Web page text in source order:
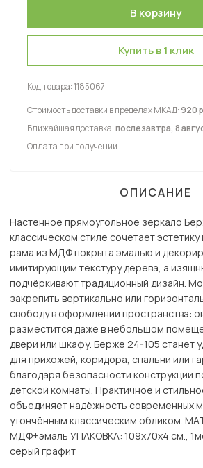
Купить в 1 клик
Код товара:1185067
Стоимость доставки в пределах МКАД:920
Ближайшая доставка:послезавтра, 8
Оплата при получении
ОПИСАНИЕ
Настенное прямоугольное зеркало
классическом стиле сочетает эстетику
рама из МДФ покрыта эмалью и
имитирующим текстуру дерева, а
подчёркивают традиционный дизайн.
закрепить вертикально или
свободу в оформлении пространства:
разместится даже в небольшом
двери или шкафу. Берже 24-105 станет
для прихожей, коридора, спальни или
благодаря безопасности конструкции
детской комнаты. Практичное и
объединяет надёжность современных
утончённым классическим обликом.
МДФ+эмаль УПАКОВКА: 109х70х4 см.,
серый графит